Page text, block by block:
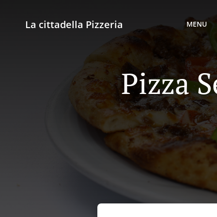
La cittadella Pizzeria MENU
Pizza